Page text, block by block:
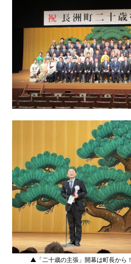
▲「二十歳の主張」開幕は町長から！